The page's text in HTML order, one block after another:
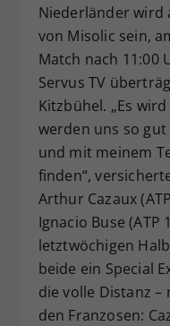
Niederländer wird
von Misolic sein,
Match nach 11:00
Servus TV
Kitzbühel. „Es
werden uns so
und mit meinem
finden“,
Arthur Cazaux
Ignacio Buse (ATP
letztwöchigen
beide ein Special
die volle Distanz
den Franzosen: